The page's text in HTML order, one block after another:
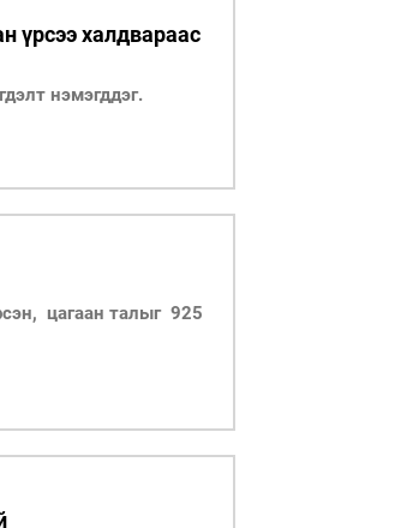
үрсээ халдвараас
нэмэгддэг.
цагаан талыг 925